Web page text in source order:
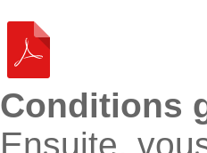
Conditions
Ensuite,